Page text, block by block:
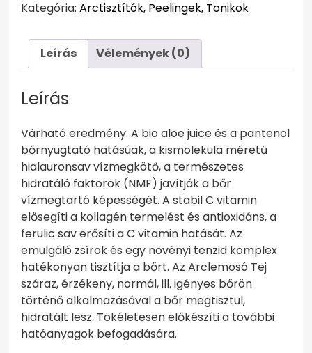
Kategória:Arctisztítók, Peelingek, Tonikok
Leírás Vélemények (0)
Leírás
Várható eredmény: A bio aloe juice és a pantenol
bőrnyugtató hatásúak, a kismolekula méretű
hialauronsav vízmegkötő, a természetes
hidratáló faktorok (NMF) javítják a bőr
vízmegtartó képességét. A stabil C vitamin
elősegíti a kollagén termelést és antioxidáns, a
ferulic sav erősíti a C vitamin hatását. Az
emulgáló zsírok és egy növényi tenzid komplex
hatékonyan tisztítja a bőrt. Az Arclemosó Tej
száraz, érzékeny, normál, ill. igényes bőrön
történő alkalmazásával a bőr megtisztul,
hidratált lesz. Tökéletesen előkészíti a további
hatóanyagok befogadására.